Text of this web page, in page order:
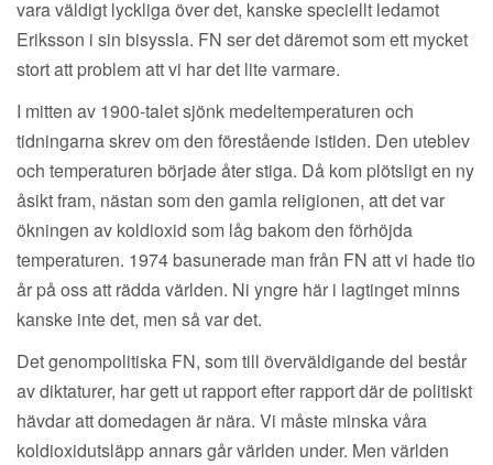
vara väldigt lyckliga över det, kanske speciellt ledamot
Eriksson i sin bisyssla. FN ser det däremot som ett mycket
stort att problem att vi har det lite varmare.
I mitten av 1900-talet sjönk medeltemperaturen och
tidningarna skrev om den förestående istiden. Den uteblev
och temperaturen började åter stiga. Då kom plötsligt en ny
åsikt fram, nästan som den gamla religionen, att det var
ökningen av koldioxid som låg bakom den förhöjda
temperaturen. 1974 basunerade man från FN att vi hade tio
år på oss att rädda världen. Ni yngre här i lagtinget minns
kanske inte det, men så var det.
Det genompolitiska FN, som till överväldigande del består
av diktaturer, har gett ut rapport efter rapport där de politiskt
hävdar att domedagen är nära. Vi måste minska våra
koldioxidutsläpp annars går världen under. Men världen